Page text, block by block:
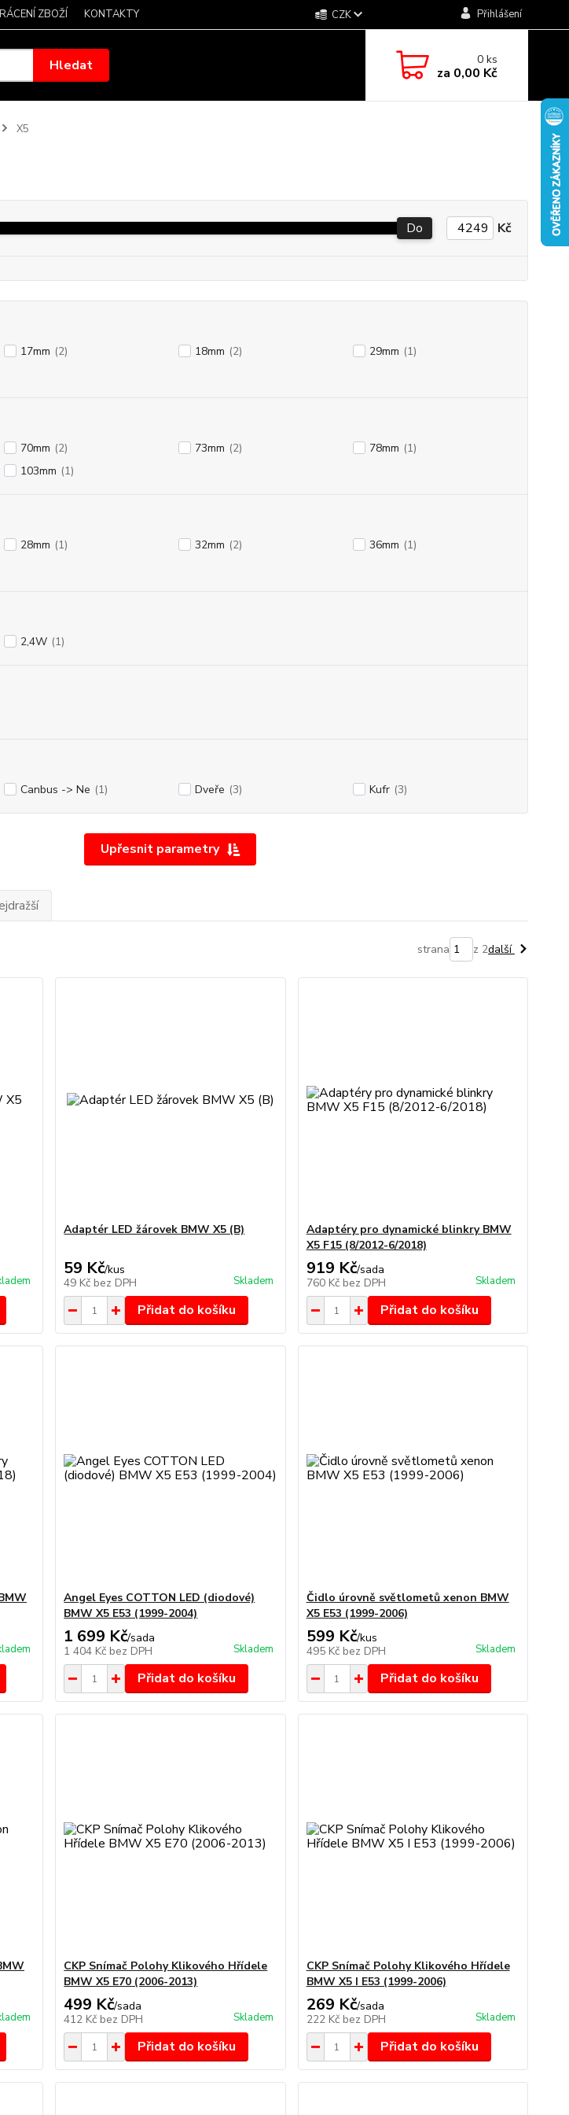
ZBOŽÍ KONTAKTY CZK Přihlášení
Hledat 0ks
za 0,00 Kč
X5
Upřesnit parametry
Do Kč
17mm (2) 18mm (2) 29mm (1)
70mm (2) 73mm (2) 78mm (1)
103mm (1)
28mm (1) 32mm (2) 36mm (1)
2,4W (1)
Canbus -> Ne (1) Dveře (3) Kufr (3)
strana z 2další
Adaptér LED žárovek BMW X5 (B)
59 Kč/kus
49 Kč bez DPH Skladem
Přidat do košíku
Adaptéry pro dynamické blinkry BMW
X5 F15 (8/2012-6/2018)
919 Kč/sada
760 Kč bez DPH Skladem
Přidat do košíku
Angel Eyes COTTON LED (diodové)
BMW X5 E53 (1999-2004)
1 699 Kč/sada
1 404 Kč bez DPH Skladem
Přidat do košíku
Čidlo úrovně světlometů xenon BMW
X5 E53 (1999-2006)
599 Kč/kus
495 Kč bez DPH Skladem
Přidat do košíku
CKP Snímač Polohy Klikového Hřídele
BMW X5 E70 (2006-2013)
499 Kč/sada
412 Kč bez DPH Skladem
Přidat do košíku
CKP Snímač Polohy Klikového Hřídele
BMW X5 I E53 (1999-2006)
269 Kč/sada
222 Kč bez DPH Skladem
Přidat do košíku